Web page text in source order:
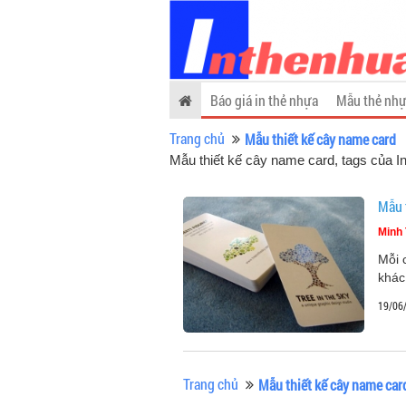
Báo giá in thẻ nhựa Mẫu thẻ
Trang chủ
Mẫu thiết kế cây name card
Mẫu thiết kế cây name card, tags của
Mẫu
Minh
Mỗi
19/
Trang chủ Mẫu thiết kế cây name